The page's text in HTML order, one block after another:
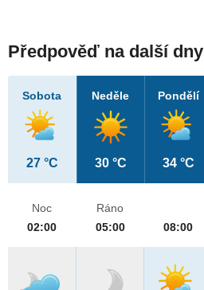
Předpověď na další dny
Sobota
27 °C
Neděle
30 °C
Pondělí
34 °C
Noc
02:00
Ráno
05:00
08:00